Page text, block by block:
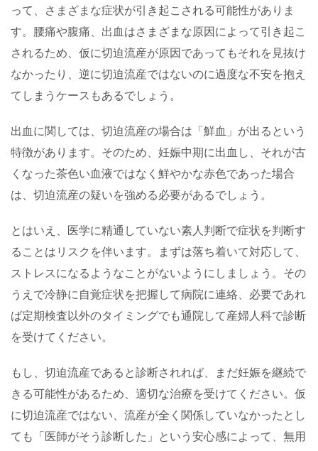
って、さまざまな症状が引き起こされる可能性がありま
す。腰痛や腹痛、出血はさまざまな原因によって引き起こ
されるため、仮に切迫流産が原因であってもそれを見抜け
なかったり、逆に切迫流産ではないのに過度な不安を抱え
てしまうケースもあるでしょう。
出血に関しては、切迫流産の場合は「鮮血」が出るという
特徴があります。そのため、妊娠中期に出血し、それが古
くなった茶色い血液ではなく鮮やかな赤色であった場合
は、切迫流産の疑いを強める必要があるでしょう。
とはいえ、医学に精通していない素人判断で症状を判断す
ることはリスクを伴います。まずは落ち着いて対応して、
ストレスになるようなことがないようにしましょう。その
うえで冷静に自覚症状を把握して病院に連絡、必要であれ
ば定期検査以外のタイミングでも通院して産婦人科で診断
を受けてください。
もし、切迫流産であると診断されれば、まだ妊娠を継続で
きる可能性があるため、適切な治療を受けてください。仮
に切迫流産ではない、流産が全く関係していなかったとし
ても「医師がそう診断した」という安心感によって、無用